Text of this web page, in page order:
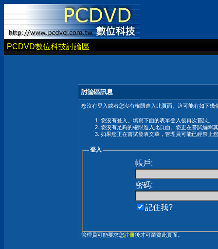
PCDVD數位科技討論區
討論區訊息
您沒有登入或者您沒有權限進入此頁面。這可能有如下幾
您沒有登入。填寫下面的表單登入後再次嘗試。
您沒有足夠的權限進入此頁面。您正在嘗試編輯
如果您正在嘗試發表文章，管理員可能已經禁止
登入
帳戶:
密碼:
記住我?
管理員可能要求您註冊後才可瀏覽此頁面。